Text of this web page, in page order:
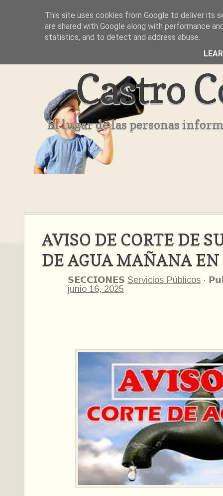
Inicio Aviso Legal Quienes Somos ??
Castro
El lugar de las personas
AVISO DE CORTE DE
DE AGUA MAÑANA
𝗦𝗘𝗖𝗖𝗜𝗢𝗡𝗘𝗦 Servicios Públicos ·
junio 16, 2025
This site uses cookies from Google to deliver its
are shared with Google along with performance
statistics, and to detect and address abuse.